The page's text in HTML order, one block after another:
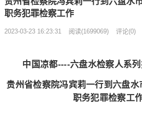
职务犯罪检察工作
2023-03-23 16:23:31 阅读(1699069) 评论(0)
中国凉都----六盘水检察人系
贵州省检察院冯宾莉一行到六盘
职务犯罪检察工